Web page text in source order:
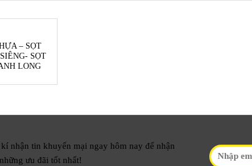
– SỌT
SỌT
LONG
nhận tin khuyến mại ngay hôm nay để nhận
ưu đãi tốt nhất!